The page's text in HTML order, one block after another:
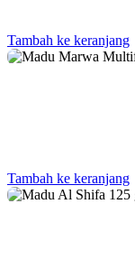
Tambah ke keranjang
Tambah ke keranjang